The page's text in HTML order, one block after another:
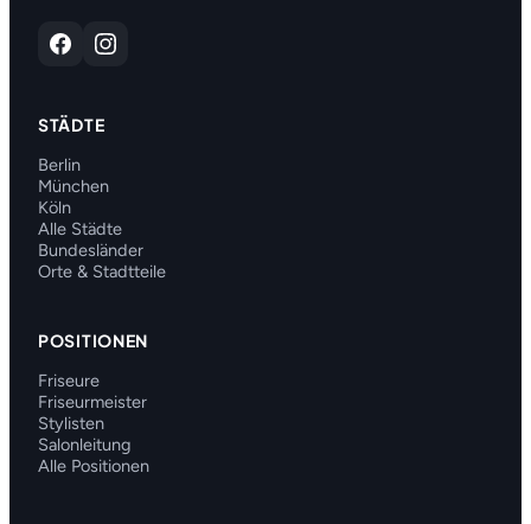
STÄDTE
Berlin
München
Köln
Alle Städte
Bundesländer
Orte & Stadtteile
POSITIONEN
Friseure
Friseurmeister
Stylisten
Salonleitung
Alle Positionen